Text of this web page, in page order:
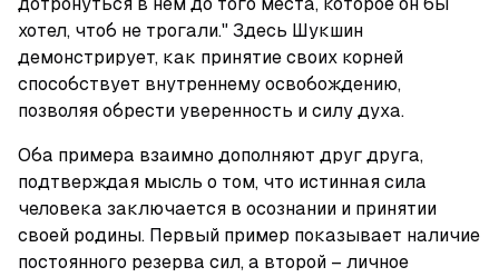
хотел, чтоб не трогали." Здесь Шукшин
демонстрирует, как принятие своих корней
способствует внутреннему освобождению,
позволяя обрести уверенность и силу духа.
Оба примера взаимно дополняют друг друга,
подтверждая мысль о том, что истинная сила
человека заключается в осознании и принятии
своей родины. Первый пример показывает наличие
постоянного резерва сил, а второй – личное